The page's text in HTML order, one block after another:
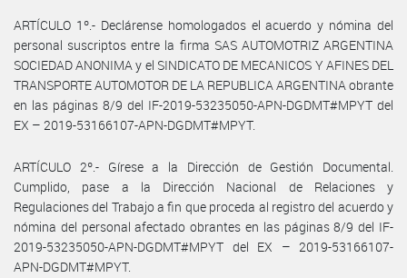
ARTÍCULO 1º.- Declárense homologados el acuerdo y nómina del
personal suscriptos entre la firma SAS AUTOMOTRIZ ARGENTINA
SOCIEDAD ANONIMA y el SINDICATO DE MECANICOS Y AFINES DEL
TRANSPORTE AUTOMOTOR DE LA REPUBLICA ARGENTINA obrante
en las páginas 8/9 del IF-2019-53235050-APN-DGDMT#MPYT del
EX – 2019-53166107-APN-DGDMT#MPYT.
ARTÍCULO 2º.- Gírese a la Dirección de Gestión Documental.
Cumplido, pase a la Dirección Nacional de Relaciones y
Regulaciones del Trabajo a fin que proceda al registro del acuerdo y
nómina del personal afectado obrantes en las páginas 8/9 del IF-
2019-53235050-APN-DGDMT#MPYT del EX – 2019-53166107-
APN-DGDMT#MPYT.